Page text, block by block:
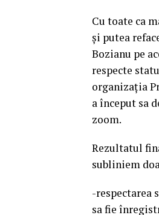
Cu toate ca
și putea
Bozianu pe
respecte
organizația
a început sa
zoom.
Rezultatul
subliniem
-respectarea
sa fie